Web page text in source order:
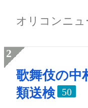
オリコンニュ
歌舞伎の中
類送検
50